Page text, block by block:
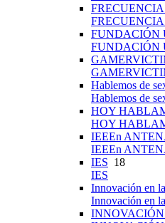
FUNDACIÓN
FUNDACIÓN
Hablemos de
Hablemos de
HOY
HOY
IEEEn
IEEEn
IES 18
IES
Innovación en
Innovación en
INNOVACIÓN